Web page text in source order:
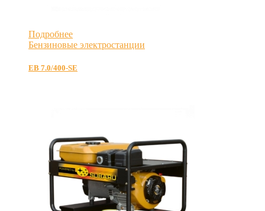
Подробнее
Бензиновые электростанции
EB 7.0/400-SE